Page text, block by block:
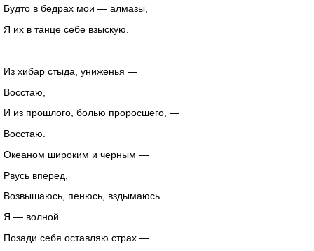
Будто в бедрах мои — алмазы,
Я их в танце себе взыскую.
Из хибар стыда, униженья —
Восстаю,
И из прошлого, болью проросшего, —
Восстаю.
Океаном широким и черным —
Рвусь вперед,
Возвышаюсь, пенюсь, вздымаюсь
Я — волной.
Позади себя оставляю страх —